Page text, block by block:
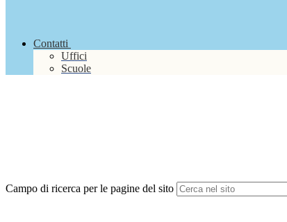
Contatti
Uffici
Scuole
Campo di ricerca per le pagine del sito